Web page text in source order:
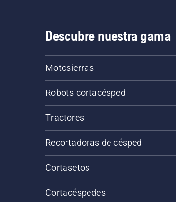
Descubre nuestra gama
Motosierras
Robots cortacésped
Tractores
Recortadoras de césped
Cortasetos
Cortacéspedes